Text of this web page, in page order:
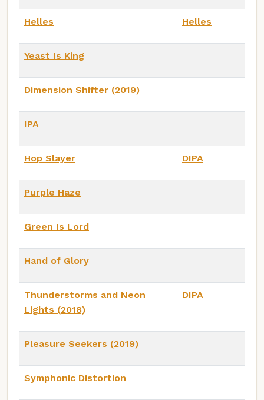
Helles Helles
Yeast Is King
Dimension Shifter (2019)
IPA
Hop Slayer DIPA
Purple Haze
Green Is Lord
Hand of Glory
Thunderstorms and Neon
Lights (2018)
DIPA
Pleasure Seekers (2019)
Symphonic Distortion